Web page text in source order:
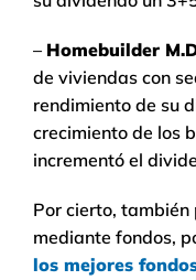
– Homebuilder
de viviendas con
rendimiento de su
crecimiento de los
incrementó el
Por cierto,
mediante fondos,
los mejores